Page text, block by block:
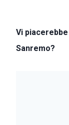
Vi
Sanremo?